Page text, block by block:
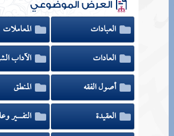
العرض الموضوعي
العبادات
المعاملات
العادات
الآداب
أصول الفقه
المنطق
العقيدة
التفسير